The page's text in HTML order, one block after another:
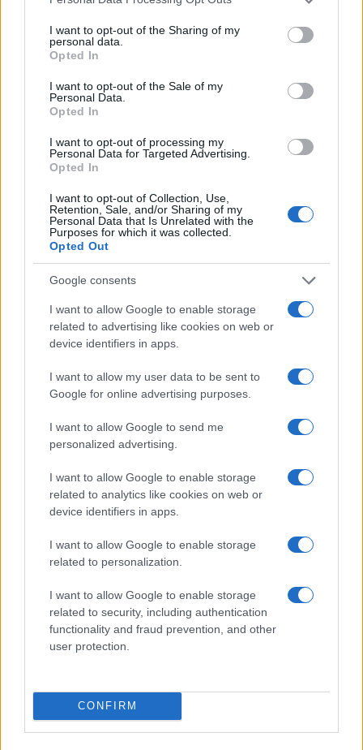
not limited to your visit or usage behaviour. You may click to
grant or deny consent to Google and its third-party tags to
use your data for below specified purposes in below Google
consent section.
I want to opt-out of the Sharing of my
personal data.
Opted In
I want to opt-out of the Sale of my
Personal Data.
Opted In
I want to opt-out of processing my
Personal Data for Targeted Advertising.
Opted In
I want to opt-out of Collection, Use,
Retention, Sale, and/or Sharing of my
Personal Data that Is Unrelated with the
Purposes for which it was collected.
Opted Out
Google consents
I want to allow Google to enable storage
related to advertising like cookies on web or
device identifiers in apps.
I want to allow my user data to be sent to
Google for online advertising purposes.
I want to allow Google to send me
personalized advertising.
I want to allow Google to enable storage
related to analytics like cookies on web or
device identifiers in apps.
I want to allow Google to enable storage
related to personalization.
I want to allow Google to enable storage
related to security, including authentication
functionality and fraud prevention, and other
user protection.
CONFIRM
Μάχη του Lechfeld, ο Όθων ο Μέγας
εξοντώνει τους Μαγυάρους
Το θωρηκτό του Τραμπ θα κοστίζει 18
δις δολάρια το ένα!
από τις ΗΠΑ
Κολομβία: Σεισμός 7,4 βαθμών στις
ακτές του Ειρηνικού συγκλόνισε την
Δράση ακτιβιστών στη Σκωτία, κατά
15:20